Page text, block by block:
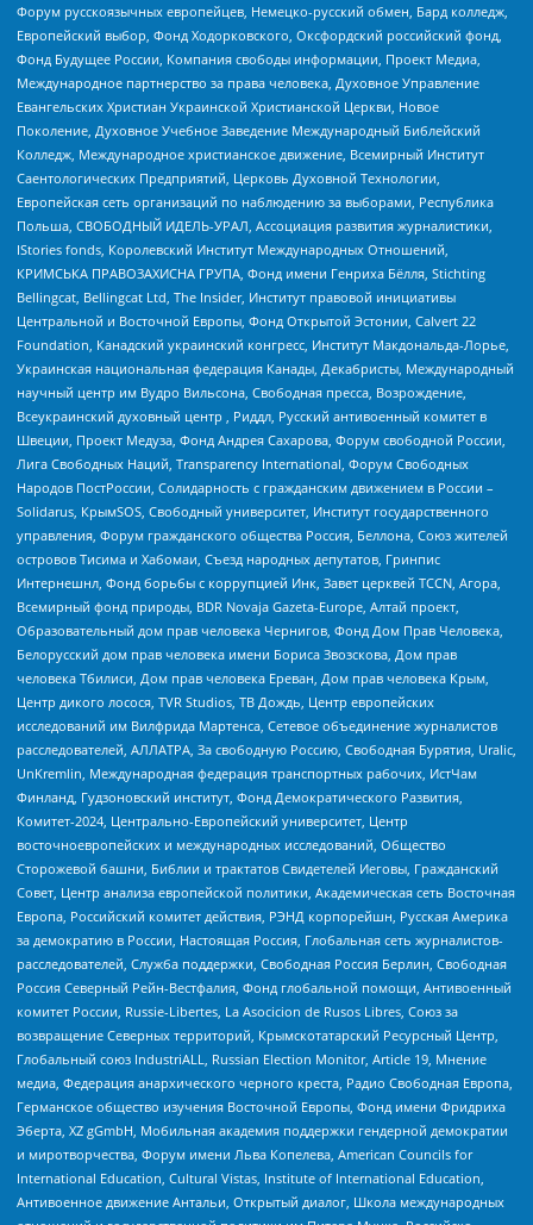
Форум русскоязычных европейцев, Немецко-русский обмен, Бард колледж,
Европейский выбор, Фонд Ходорковского, Оксфордский российский фонд,
Фонд Будущее России, Компания свободы информации, Проект Медиа,
Международное партнерство за права человека, Духовное Управление
Евангельских Христиан Украинской Христианской Церкви, Новое
Поколение, Духовное Учебное Заведение Международный Библейский
Колледж, Международное христианское движение, Всемирный Институт
Саентологических Предприятий, Церковь Духовной Технологии,
Европейская сеть организаций по наблюдению за выборами, Республика
Польша, СВОБОДНЫЙ ИДЕЛЬ-УРАЛ, Ассоциация развития журналистики,
IStories fonds, Королевский Институт Международных Отношений,
КРИМСЬКА ПРАВОЗАХИСНА ГРУПА, Фонд имени Генриха Бёлля, Stichting
Bellingcat, Bellingcat Ltd, The Insider, Институт правовой инициативы
Центральной и Восточной Европы, Фонд Открытой Эстонии, Calvert 22
Foundation, Канадский украинский конгресс, Институт Макдональда-Лорье,
Украинская национальная федерация Канады, Декабристы, Международный
научный центр им Вудро Вильсона, Свободная пресса, Возрождение,
Всеукраинский духовный центр , Риддл, Русский антивоенный комитет в
Швеции, Проект Медуза, Фонд Андрея Сахарова, Форум свободной России,
Лига Свободных Наций, Transparеncy International, Форум Свободных
Народов ПостРоссии, Солидарность с гражданским движением в России –
Solidarus, КрымSOS, Свободный университет, Институт государственного
управления, Форум гражданского общества Россия, Беллона, Союз жителей
островов Тисима и Хабомаи, Съезд народных депутатов, Гринпис
Интернешнл, Фонд борьбы с коррупцией Инк, Завет церквей TCCN, Агора,
Всемирный фонд природы, BDR Novaja Gazeta-Europe, Алтай проект,
Образовательный дом прав человека Чернигов, Фонд Дом Прав Человека,
Белорусский дом прав человека имени Бориса Звозскова, Дом прав
человека Тбилиси, Дом прав человека Ереван, Дом прав человека Крым,
Центр дикого лосося, TVR Studios, ТВ Дождь, Центр европейских
исследований им Вилфрида Мартенса, Сетевое объединение журналистов
расследователей, АЛЛАТРА, За свободную Россию, Свободная Бурятия, Uralic,
UnKremlin, Международная федерация транспортных рабочих, ИстЧам
Финланд, Гудзоновский институт, Фонд Демократического Развития,
Комитет-2024, Центрально-Европейский университет, Центр
восточноевропейских и международных исследований, Общество
Сторожевой башни, Библии и трактатов Свидетелей Иеговы, Гражданский
Совет, Центр анализа европейской политики, Академическая сеть Восточная
Европа, Российский комитет действия, РЭНД корпорейшн, Русская Америка
за демократию в России, Настоящая Россия, Глобальная сеть журналистов-
расследователей, Служба поддержки, Свободная Россия Берлин, Свободная
Россия Северный Рейн-Вестфалия, Фонд глобальной помощи, Антивоенный
комитет России, Russie-Libertes, La Asocicion de Rusos Libres, Союз за
возвращение Северных территорий, Крымскотатарский Ресурсный Центр,
Глобальный союз IndustriALL, Russian Election Monitor, Article 19, Мнение
медиа, Федерация анархического черного креста, Радио Свободная Европа,
Германское общество изучения Восточной Европы, Фонд имени Фридриха
Эберта, XZ gGmbH, Мобильная академия поддержки гендерной демократии
и миротворчества, Форум имени Льва Копелева, American Councils for
International Education, Cultural Vistas, Institute of International Education,
Антивоенное движение Антальи, Открытый диалог, Школа международных